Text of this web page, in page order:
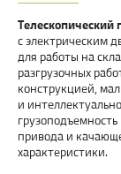
Телескопический
с электрическим
для работы на
разгрузочных
конструкцией,
и
привода и
характеристики.